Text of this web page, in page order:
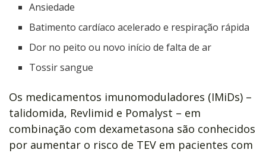
Ansiedade
Batimento cardíaco acelerado e respiração rápida
Dor no peito ou novo início de falta de ar
Tossir sangue
Os medicamentos imunomoduladores (IMiDs) –
talidomida, Revlimid e Pomalyst – em
combinação com dexametasona são conhecidos
por aumentar o risco de TEV em pacientes com